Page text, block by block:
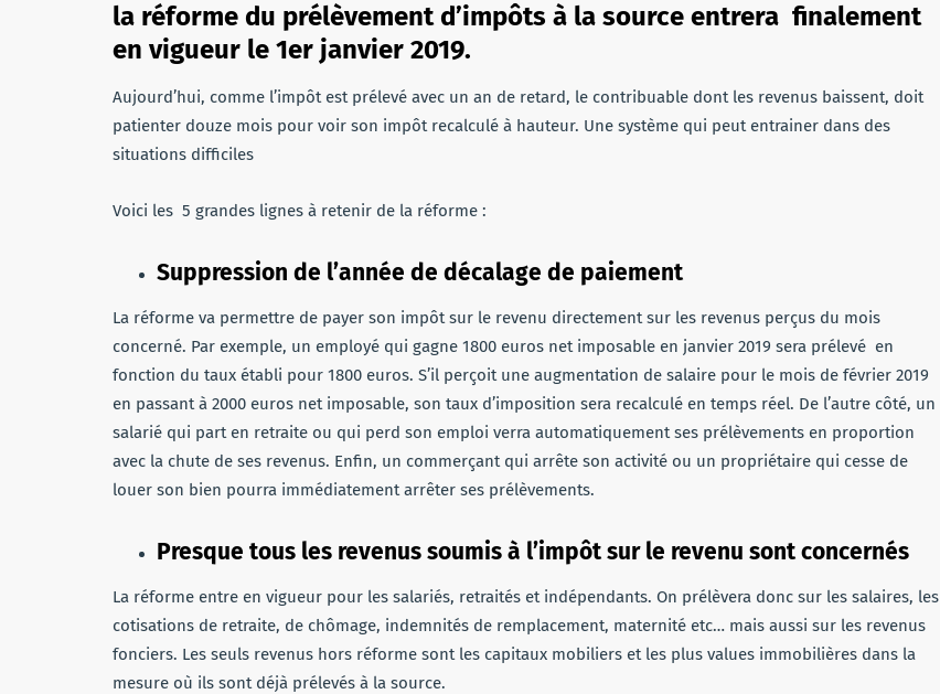
la réforme du prélèvement d’impôts à la source entrera finalement
en vigueur le 1er janvier 2019.
Aujourd’hui, comme l’impôt est prélevé avec un an de retard, le contribuable dont les revenus baissent, doit
patienter douze mois pour voir son impôt recalculé à hauteur. Une système qui peut entrainer dans des
situations difficiles
Voici les 5 grandes lignes à retenir de la réforme :
Suppression de l’année de décalage de paiement
La réforme va permettre de payer son impôt sur le revenu directement sur les revenus perçus du mois
concerné. Par exemple, un employé qui gagne 1800 euros net imposable en janvier 2019 sera prélevé en
fonction du taux établi pour 1800 euros. S’il perçoit une augmentation de salaire pour le mois de février 2019
en passant à 2000 euros net imposable, son taux d’imposition sera recalculé en temps réel. De l’autre côté, un
salarié qui part en retraite ou qui perd son emploi verra automatiquement ses prélèvements en proportion
avec la chute de ses revenus. Enfin, un commerçant qui arrête son activité ou un propriétaire qui cesse de
louer son bien pourra immédiatement arrêter ses prélèvements.
Presque tous les revenus soumis à l’impôt sur le revenu sont concernés
La réforme entre en vigueur pour les salariés, retraités et indépendants. On prélèvera donc sur les salaires, les
cotisations de retraite, de chômage, indemnités de remplacement, maternité etc… mais aussi sur les revenus
fonciers. Les seuls revenus hors réforme sont les capitaux mobiliers et les plus values immobilières dans la
mesure où ils sont déjà prélevés à la source.